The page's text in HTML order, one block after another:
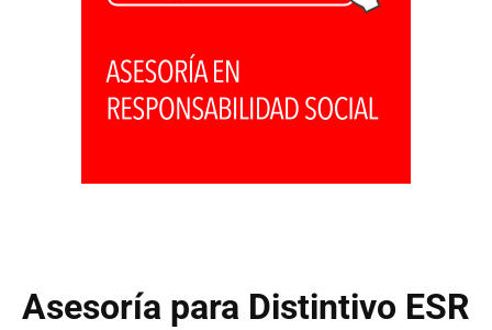
Asesoría para Distintivo ESR